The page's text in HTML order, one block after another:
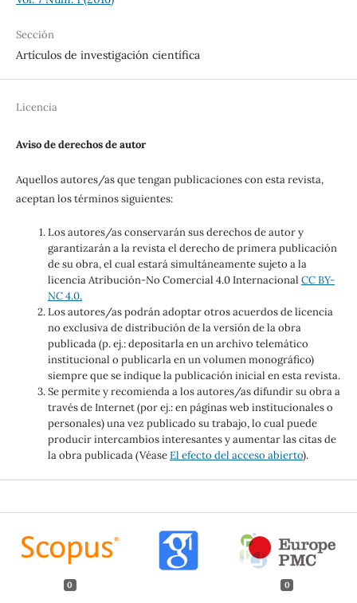
Sección
Artículos de investigación científica
Licencia
Aviso de derechos de autor
Aquellos autores/as que tengan publicaciones con esta revista,
aceptan los términos siguientes:
Los autores/as conservarán sus derechos de autor y
garantizarán a la revista el derecho de primera publicación
de su obra, el cual estará simultáneamente sujeto a la
licencia Atribución-No Comercial 4.0 Internacional CC BY-
NC 4.0.
Los autores/as podrán adoptar otros acuerdos de licencia
no exclusiva de distribución de la versión de la obra
publicada (p. ej.: depositarla en un archivo telemático
institucional o publicarla en un volumen monográfico)
siempre que se indique la publicación inicial en esta revista.
Se permite y recomienda a los autores/as difundir su obra a
través de Internet (por ej.: en páginas web institucionales o
personales) una vez publicado su trabajo, lo cual puede
producir intercambios interesantes y aumentar las citas de
la obra publicada (VéaseEl efecto del acceso abierto).
0 0